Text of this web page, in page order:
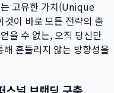
고유한 가치(Unique
이 바로 모든 전략의 출
을 수 없는, 오직 당신만
해 흔들리지 않는 방향성을
스널 브랜딩 구축